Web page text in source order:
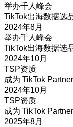
举办千人峰会
TikTok出海数据选
2024年8月
举办千人峰会
TikTok出海数据选
2024年10月
TSP资质
成为 TikTok
2024年10月
TSP资质
成为 TikTok
2025年8月